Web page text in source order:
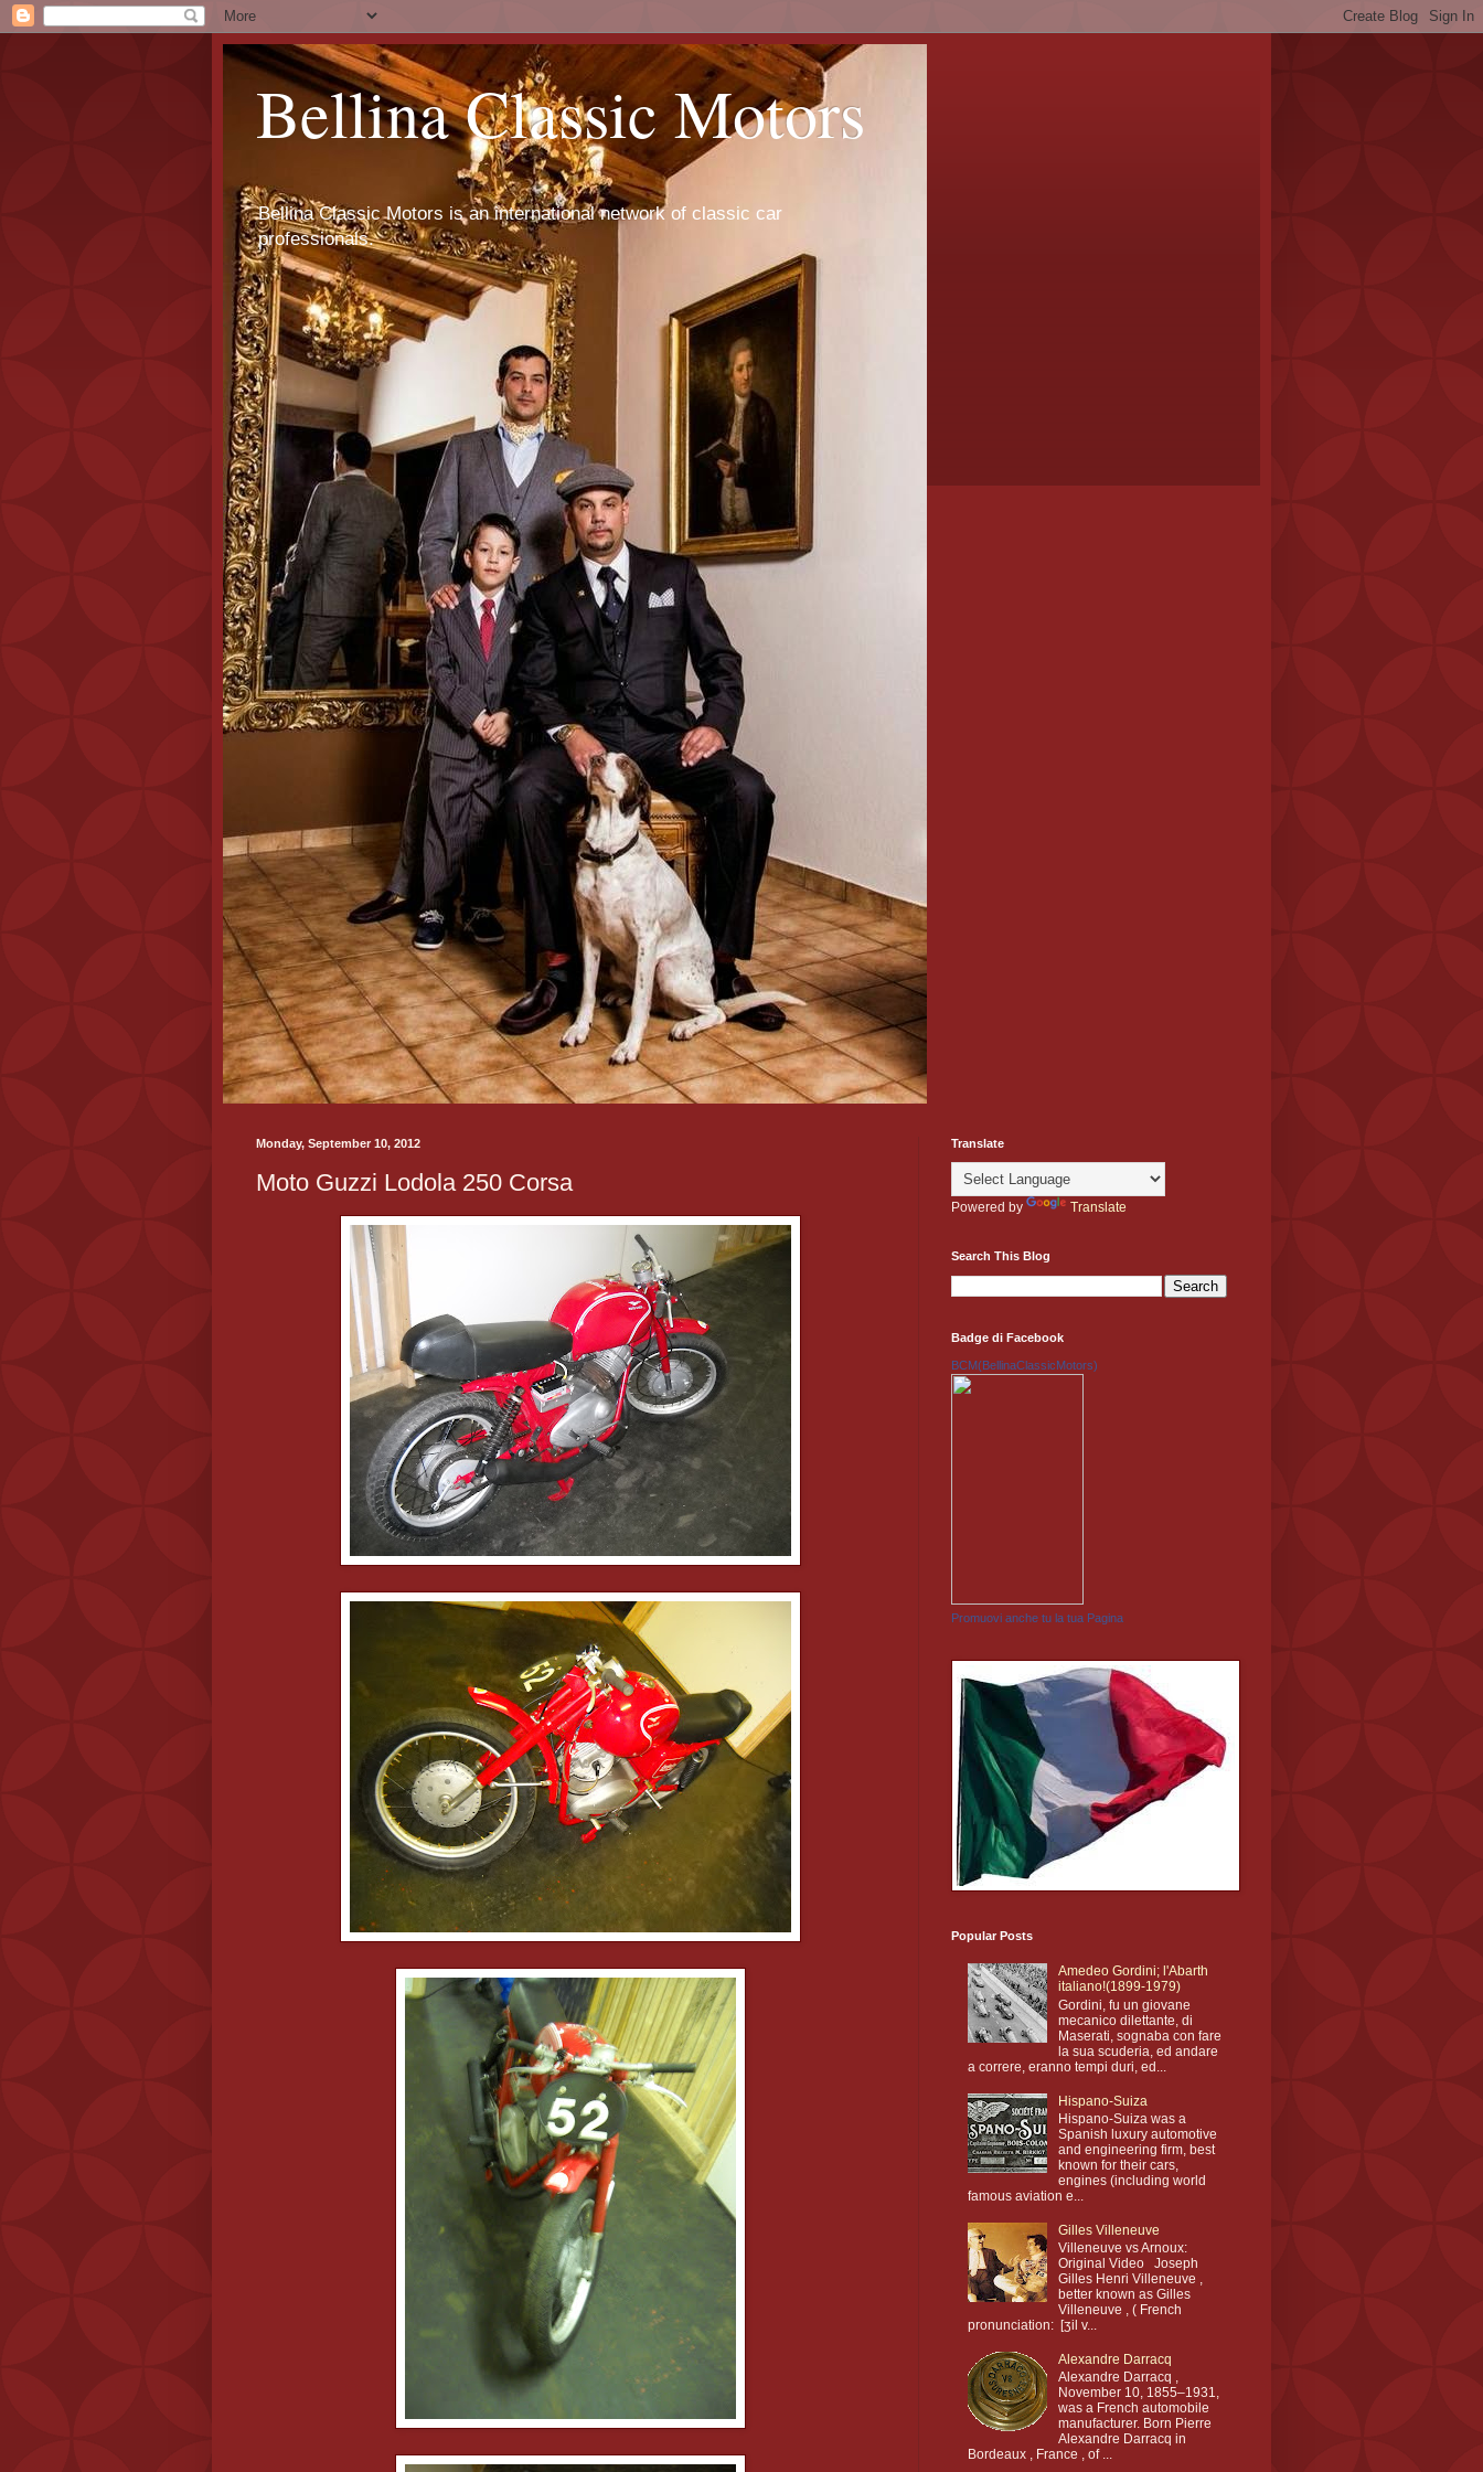
Bellina Classic Motors
Bellina Classic Motors is an international network of classic car
professionals.
Monday, September 10, 2012
Moto Guzzi Lodola 250 Corsa
Translate
Powered by Translate
Search This Blog
Badge di Facebook
BCM(BellinaClassicMotors)
Promuovi anche tu la tua Pagina
Popular Posts
Amedeo Gordini; l'Abarth
italiano!(1899-1979)
Gordini, fu un giovane
mecanico dilettante, di
Maserati, sognaba con fare
la sua scuderia, ed andare
a correre, eranno tempi duri, ed...
Hispano-Suiza
Hispano-Suiza was a
Spanish luxury automotive
and engineering firm, best
known for their cars,
engines (including world
famous aviation e...
Gilles Villeneuve
Villeneuve vs Arnoux:
Original Video Joseph
Gilles Henri Villeneuve ,
better known as Gilles
Villeneuve , ( French
pronunciation: [ʒil v...
Alexandre Darracq
Alexandre Darracq ,
November 10, 1855–1931,
was a French automobile
manufacturer. Born Pierre
Alexandre Darracq in
Bordeaux , France , of ...